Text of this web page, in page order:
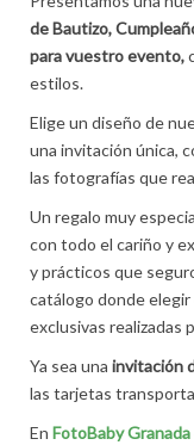
de Bautizo,
para vuestro evento,
estilos.
Elige un diseño de
una invitación única,
las fotografías que
Un regalo muy
con todo el cariño y
y prácticos que
catálogo donde elegir
exclusivas realizadas
Ya sea una invitación
las tarjetas
En FotoBaby Granada